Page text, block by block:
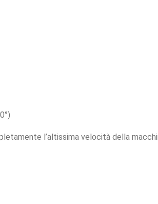
l’altissima velocità della